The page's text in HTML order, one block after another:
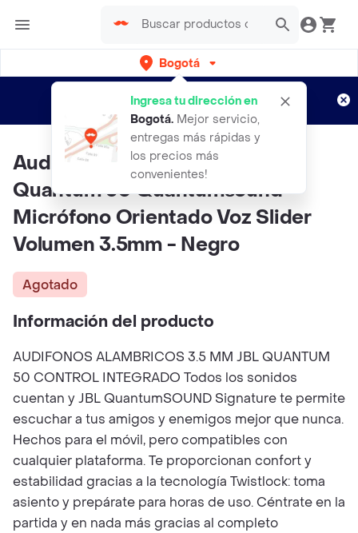
Bogotá
Ingresa tu dirección en
Bogotá. Mejor servicio,
entregas más rápidas y
los precios más
convenientes!
envíos gratis por semanas
Aplican TyC
Audífonos Gamer In-ear Jbl
Quantum 50 Quantumsound
Micrófono Orientado Voz Slider
Volumen 3.5mm - Negro
Agotado
Información del producto
AUDIFONOS ALAMBRICOS 3.5 MM JBL QUANTUM
50 CONTROL INTEGRADO Todos los sonidos
cuentan y JBL QuantumSOUND Signature te permite
escuchar a tus amigos y enemigos mejor que nunca.
Hechos para el móvil, pero compatibles con
cualquier plataforma. Te proporcionan confort y
estabilidad gracias a la tecnología Twistlock: toma
asiento y prepárate para horas de uso. Céntrate en la
partida y en nada más gracias al completo